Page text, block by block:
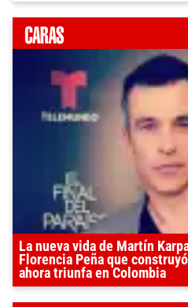
La nueva vida de Martín
Florencia Peña que
ahora triunfa en Colombia